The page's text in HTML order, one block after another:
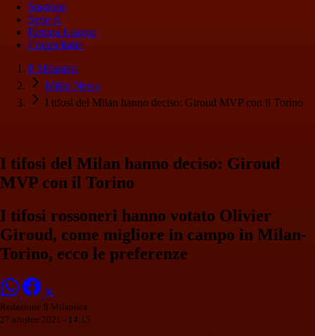
Stagione
Serie A
Europa League
Coppa Italia
Il Milanista
Milan News
I tifosi del Milan hanno deciso: Giroud MVP con il Torino
I tifosi del Milan hanno deciso: Giroud
MVP con il Torino
I tifosi rossoneri hanno votato Olivier
Giroud, come migliore in campo in Milan-
Torino, ecco le preferenze
Redazione Il Milanista
27 ottobre 2021 - 14:15